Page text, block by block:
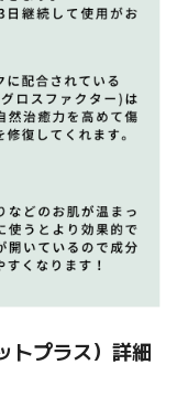
トプラス）詳細